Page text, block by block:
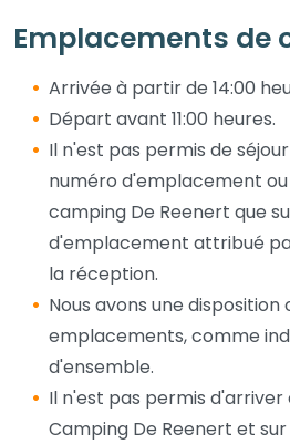
Emplacements de
Arrivée à partir de 14:00
Départ avant 11:00 heures.
Il n'est pas permis de
numéro d'emplacement ou
camping De Reenert que
d'emplacement attribué
la réception.
Nous avons une
emplacements, comme
d'ensemble.
Il n'est pas permis
Camping De Reenert et